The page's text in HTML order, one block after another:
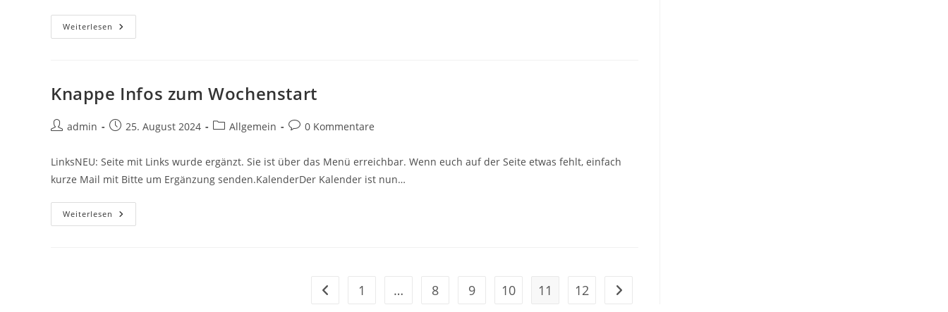
Weiterlesen Saison-
Vorstart
30.08.24
Ab
Knappe Infos zum Wochenstart
Beitrags-
admin
Beitrag25. August 2024
Beitrags-
Allgemein
Beitrags-
0 Kommentare
LinksNEU: Seite mit Links wurde ergänzt. Sie ist über das Menü erreichbar. Wenn euch auf der Seite etwas fehlt, einfach
kurze Mail mit Bitte um Ergänzung senden.KalenderDer Kalender ist nun…
Weiterlesen Knappe
Infos
Zur vorherigen Seite
1 … 8 9 10 11 12 Zur nächsten Seite